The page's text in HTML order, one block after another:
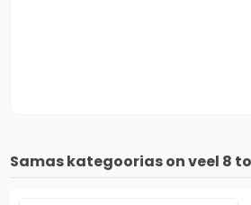
Samas kategoorias on veel 8